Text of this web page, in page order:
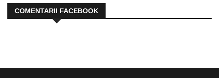
COMENTARII FACEBOOK